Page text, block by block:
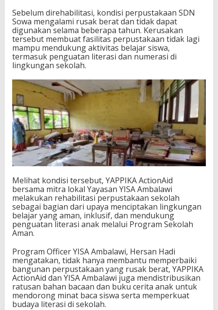
a
r
B
a
r
u
b
a
g
i
A
a
k
-
a
n
a
k
i
m
a
Sebelum direhabilitasi, kondisi perpustakaan SDN
Sowa mengalami rusak berat dan tidak dapat
digunakan selama beberapa tahun. Kerusakan
tersebut membuat fasilitas perpustakaan tidak lagi
mampu mendukung aktivitas belajar siswa,
termasuk penguatan literasi dan numerasi di
lingkungan sekolah.
Melihat kondisi tersebut, YAPPIKA ActionAid
bersama mitra lokal Yayasan YISA Ambalawi
melakukan rehabilitasi perpustakaan sekolah
sebagai bagian dari upaya menciptakan lingkungan
belajar yang aman, inklusif, dan mendukung
penguatan literasi anak melalui Program Sekolah
Aman.
Program Officer YISA Ambalawi, Hersan Hadi
mengatakan, tidak hanya membantu memperbaiki
bangunan perpustakaan yang rusak berat, YAPPIKA
ActionAid dan YISA Ambalawi juga mendistribusikan
ratusan bahan bacaan dan buku cerita anak untuk
mendorong minat baca siswa serta memperkuat
budaya literasi di sekolah.